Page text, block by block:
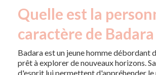
Quelle est la
caractère de Badara
Badara est un jeune homme débordant
prêt à explorer de nouveaux horizons.
d'esprit lui permettent d'appréhender le